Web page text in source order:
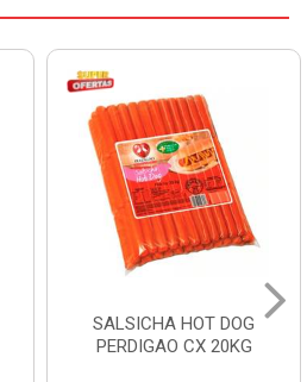
SALSICHA HOT DOG
PERDIGAO CX 20KG